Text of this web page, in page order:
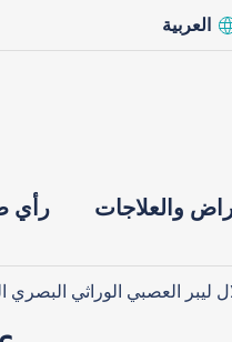
العربية
والعلاجات رأي
العصبي الوراثي البصري